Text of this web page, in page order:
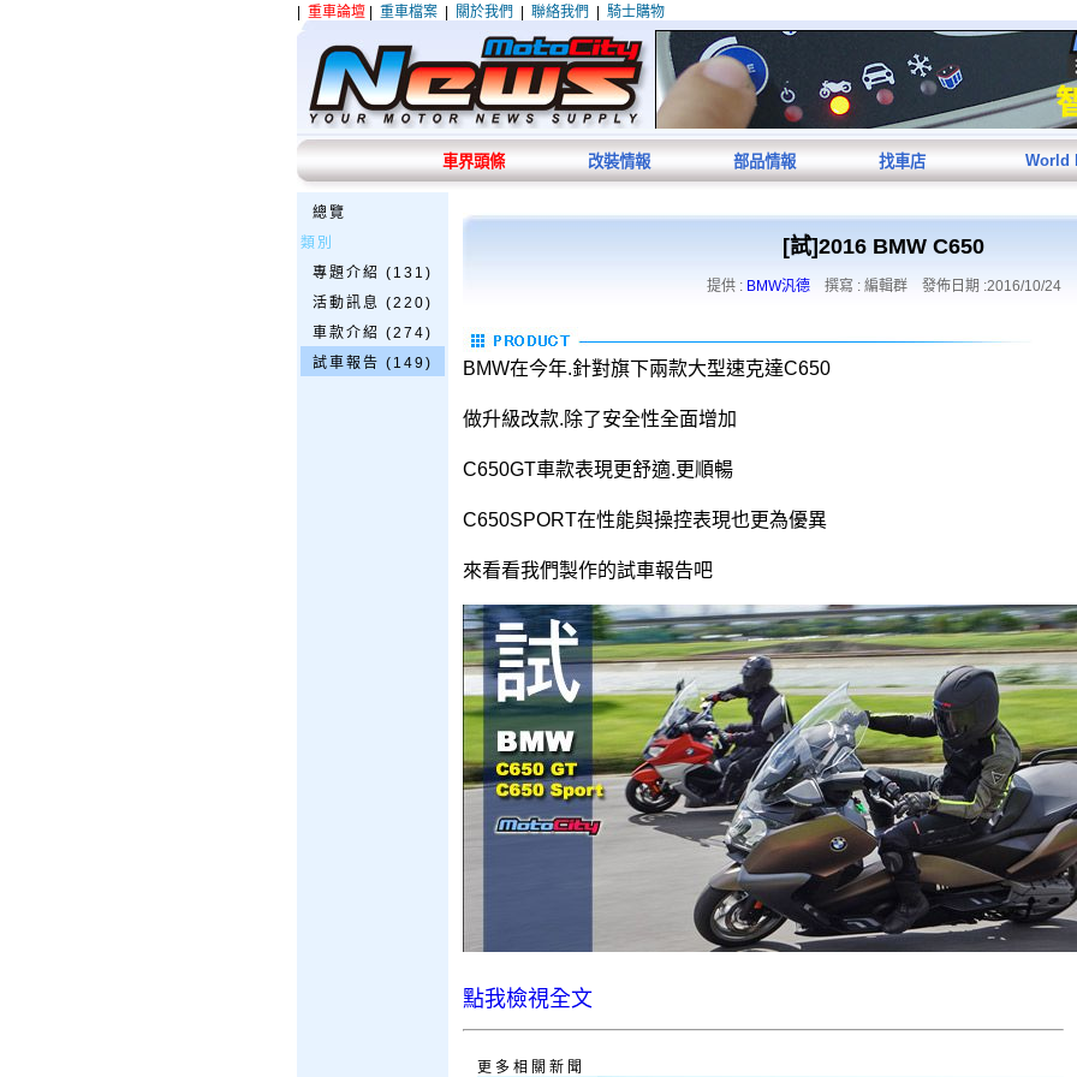
重車論壇 重車檔案 關於我們 聯絡我們 騎士購物
車界頭條 改裝情報 部品情報 找車店 World
總覽
類別
專題介紹 (131)
活動訊息 (220)
車款介紹 (274)
試車報告 (149)
[試]2016 BMW C650
提供 : BMW汎德撰寫 : 編輯群 發佈日期 :2016/10/24
BMW在今年.針對旗下兩款大型速克達C650
做升級改款.除了安全性全面增加
C650GT車款表現更舒適.更順暢
C650SPORT在性能與操控表現也更為優異
來看看我們製作的試車報告吧
點我檢視全文
更多相關新聞